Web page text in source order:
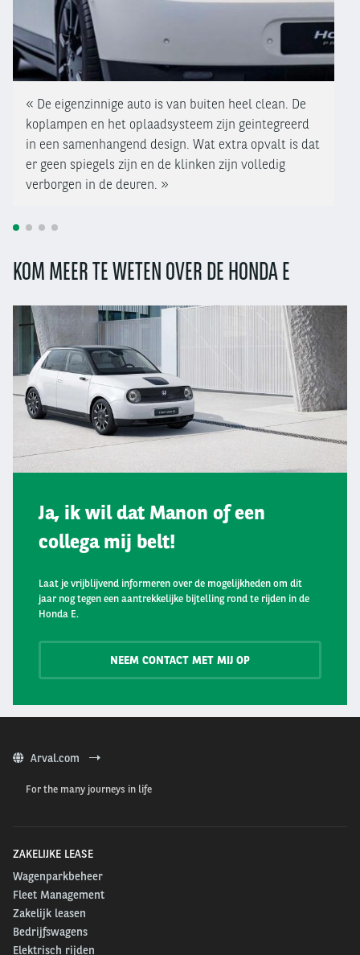
De eigenzinnige auto is van buiten heel clean. De
koplampen en het oplaadsysteem zijn geintegreerd
in een samenhangend design. Wat extra opvalt is dat
er geen spiegels zijn en de klinken zijn volledig
verborgen in de deuren.
Strak van buiten ...
KOM MEER TE WETEN OVER DE HONDA E
Ja, ik wil dat Manon of een
collega mij belt!
Laat je vrijblijvend informeren over de mogelijkheden om dit
jaar nog tegen een aantrekkelijke bijtelling rond te rijden in de
Honda E.
NEEM CONTACT MET MIJ OP
Arval.com
For the many journeys in life
ZAKELIJKE LEASE
Wagenparkbeheer
Fleet Management
Zakelijk leasen
Bedrijfswagens
Elektrisch rijden